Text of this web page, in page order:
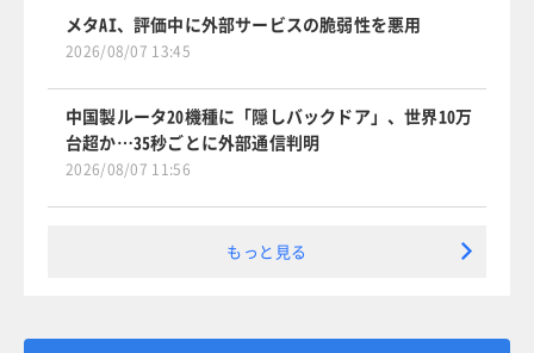
メタAI、評価中に外部サービスの脆弱性を悪用
2026/08/07 13:45
中国製ルータ20機種に「隠しバックドア」、世界10万
台超か…35秒ごとに外部通信判明
2026/08/07 11:56
もっと見る